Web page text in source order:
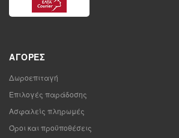
ΑΓΟΡΈΣ
Δωροεπιταγή
Επιλογές παράδοσης
Ασφαλείς πληρωμές
Όροι και προϋποθέσεις